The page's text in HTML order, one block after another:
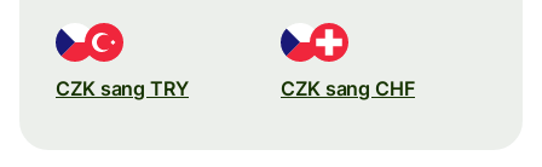
CZK sang TRY CZK sang CHF